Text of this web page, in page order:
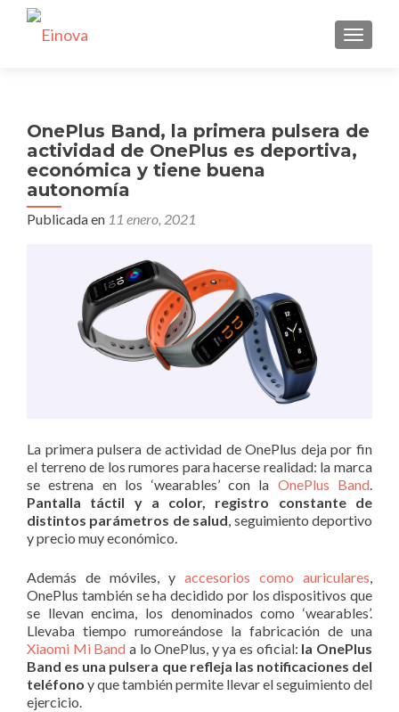
OnePlus Band, la primera pulsera de
actividad de OnePlus es deportiva,
económica y tiene buena
autonomía
Publicada en 11 enero, 2021
La primera pulsera de actividad de OnePlus deja por fin
el terreno de los rumores para hacerse realidad: la marca
se estrena en los ‘wearables’ con la OnePlus Band.
Pantalla táctil y a color, registro constante de
distintos parámetros de salud, seguimiento deportivo
y precio muy económico.
Además de móviles, y accesorios como auriculares,
OnePlus también se ha decidido por los dispositivos que
se llevan encima, los denominados como ‘wearables’.
Llevaba tiempo rumoreándose la fabricación de una
Xiaomi Mi Band a lo OnePlus, y ya es oficial: la OnePlus
Band es una pulsera que refleja las notificaciones del
teléfono y que también permite llevar el seguimiento del
ejercicio.